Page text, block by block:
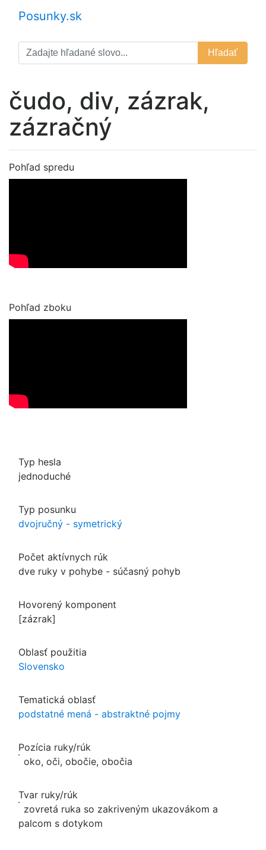
Posunky.sk
Hľadať
čudo, div, zázrak,
zázračný
Pohľad spredu
Pohľad zboku
Typ hesla
jednoduché
Typ posunku
dvojručný - symetrický
Počet aktívnych rúk
dve ruky v pohybe - súčasný pohyb
Hovorený komponent
[zázrak]
Oblasť použitia
Slovensko
Tematická oblasť
podstatné mená - abstraktné pojmy
Pozícia ruky/rúk
oko, oči, obočie, obočia
Tvar ruky/rúk
zovretá ruka so zakriveným ukazovákom a
palcom s dotykom